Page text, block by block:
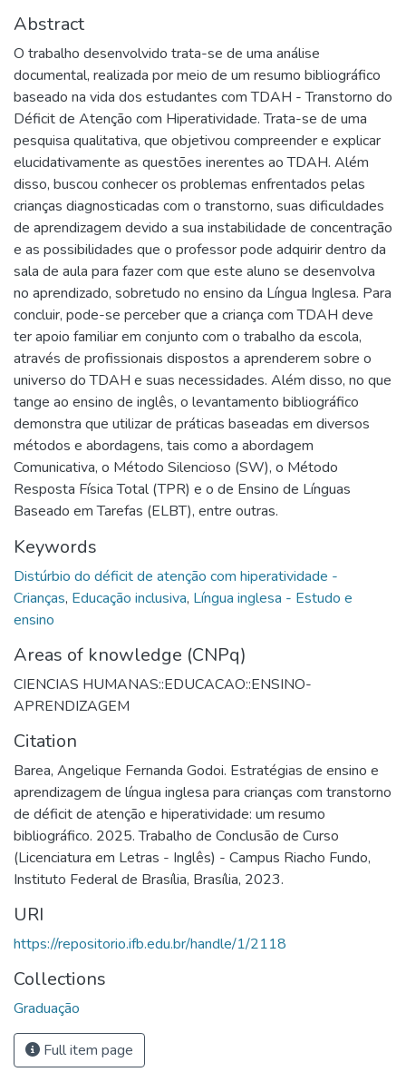
Abstract
O trabalho desenvolvido trata-se de uma análise
documental, realizada por meio de um resumo bibliográfico
baseado na vida dos estudantes com TDAH - Transtorno do
Déficit de Atenção com Hiperatividade. Trata-se de uma
pesquisa qualitativa, que objetivou compreender e explicar
elucidativamente as questões inerentes ao TDAH. Além
disso, buscou conhecer os problemas enfrentados pelas
crianças diagnosticadas com o transtorno, suas dificuldades
de aprendizagem devido a sua instabilidade de concentração
e as possibilidades que o professor pode adquirir dentro da
sala de aula para fazer com que este aluno se desenvolva
no aprendizado, sobretudo no ensino da Língua Inglesa. Para
concluir, pode-se perceber que a criança com TDAH deve
ter apoio familiar em conjunto com o trabalho da escola,
através de profissionais dispostos a aprenderem sobre o
universo do TDAH e suas necessidades. Além disso, no que
tange ao ensino de inglês, o levantamento bibliográfico
demonstra que utilizar de práticas baseadas em diversos
métodos e abordagens, tais como a abordagem
Comunicativa, o Método Silencioso (SW), o Método
Resposta Física Total (TPR) e o de Ensino de Línguas
Baseado em Tarefas (ELBT), entre outras.
Keywords
Distúrbio do déficit de atenção com hiperatividade -
Crianças, Educação inclusiva, Língua inglesa - Estudo e
ensino
Areas of knowledge (CNPq)
CIENCIAS HUMANAS::EDUCACAO::ENSINO-
APRENDIZAGEM
Citation
Barea, Angelique Fernanda Godoi. Estratégias de ensino e
aprendizagem de língua inglesa para crianças com transtorno
de déficit de atenção e hiperatividade: um resumo
bibliográfico. 2025. Trabalho de Conclusão de Curso
(Licenciatura em Letras - Inglês) - Campus Riacho Fundo,
Instituto Federal de Brasília, Brasília, 2023.
URI
https://repositorio.ifb.edu.br/handle/1/2118
Collections
Graduação
Full item page